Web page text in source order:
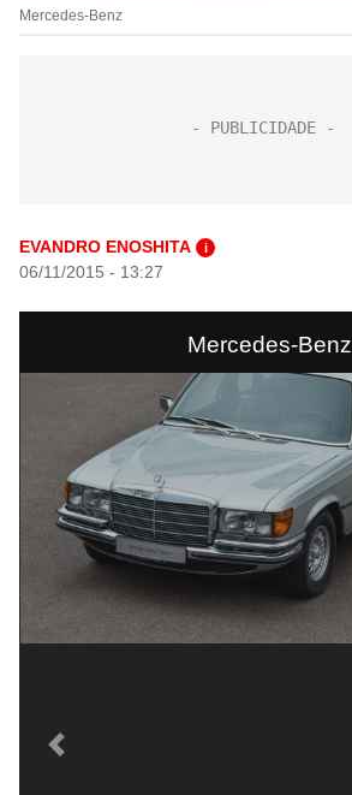
Mercedes-Benz
EVANDRO ENOSHITA i
06/11/2015 - 13:27
Mercedes-Benz
Previous